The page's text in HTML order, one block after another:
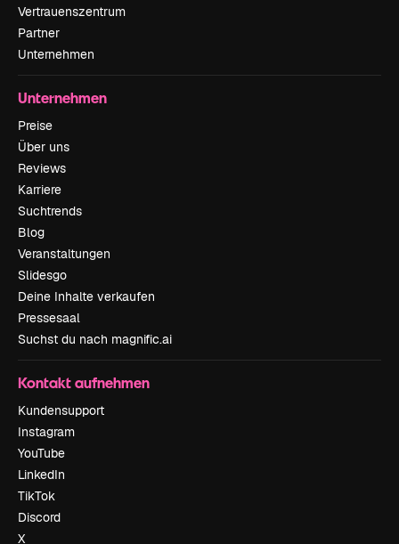
Vertrauenszentrum
Partner
Unternehmen
Unternehmen
Preise
Über uns
Reviews
Karriere
Suchtrends
Blog
Veranstaltungen
Slidesgo
Deine Inhalte verkaufen
Pressesaal
Suchst du nach magnific.ai
Kontakt aufnehmen
Kundensupport
Instagram
YouTube
LinkedIn
TikTok
Discord
X